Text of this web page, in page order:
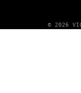
© 2026